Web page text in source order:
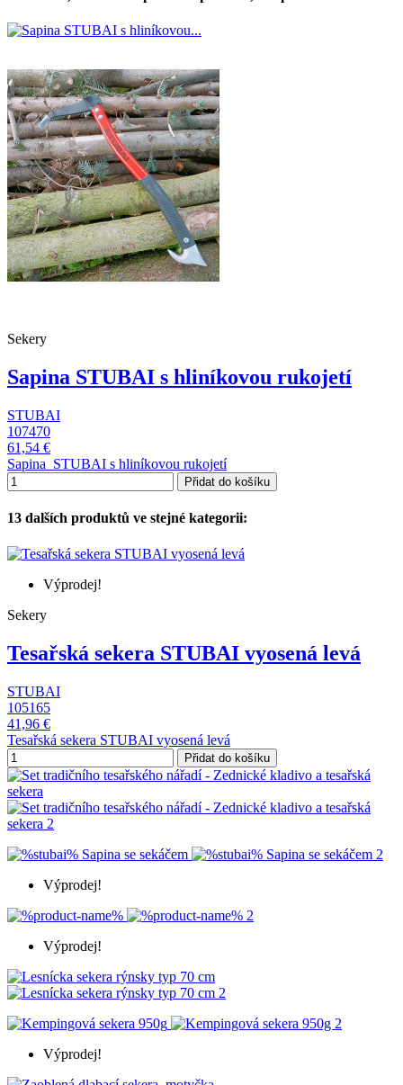
Sekery
Sapina STUBAI s hliníkovou rukojetí
STUBAI
107470
61,54 €
Sapina STUBAI s hliníkovou rukojetí
Přidat do košíku
13 dalších produktů ve stejné kategorii:
Výprodej!
Sekery
Tesařská sekera STUBAI vyosená levá
STUBAI
105165
41,96 €
Tesařská sekera STUBAI vyosená levá
Přidat do košíku
Výprodej!
Výprodej!
Výprodej!